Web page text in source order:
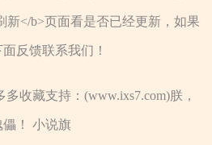
新</b>页面看是否已经更新，如果
反馈联系我们！
收藏支持：(www.ixs7.com)朕，
！ 小说旗